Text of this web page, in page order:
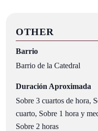
OTHER
Barrio
Barrio de la Catedral
Duración Aproximada
Sobre 3 cuartos de hora,
cuarto, Sobre 1 hora y
Sobre 2 horas